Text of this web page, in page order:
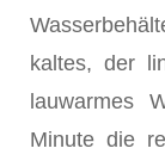
kaltes, der
lauwarmes
Minute die